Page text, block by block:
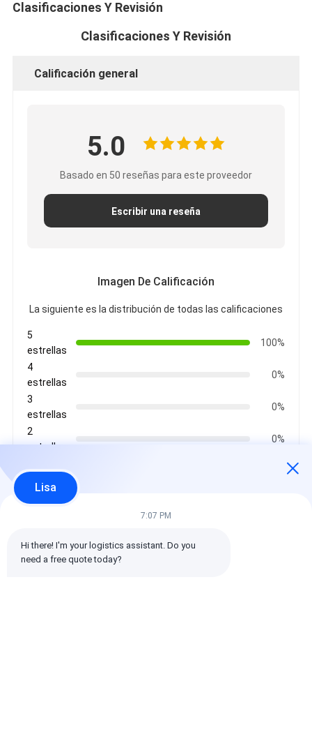
Clasificaciones Y Revisión
Clasificaciones Y Revisión
Calificación general
5.0
Basado en 50 reseñas para este proveedor
Escribir una reseña
Imagen De Calificación
La siguiente es la distribución de todas las calificaciones
5
estrellas
100%
4
estrellas
0%
3
estrellas
0%
2
estrellas
0%
emin
Lisa
7:07 PM
Hi there! I'm your logistics assistant. Do you
need a free quote today?